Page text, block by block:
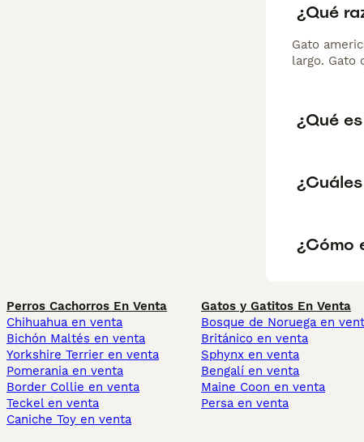
¿Qué
Gato
largo. Gato
¿Qué
¿Cómo
Perros Cachorros En Venta
Chihuahua en venta
Bichón Maltés en venta
Yorkshire Terrier en venta
Pomerania en venta
Border Collie en venta
Teckel en venta
Caniche Toy en venta
Gatos y Gatitos En Venta
Bosque de Noruega en
Británico en venta
Sphynx en venta
Bengalí en venta
Maine Coon en venta
Persa en venta